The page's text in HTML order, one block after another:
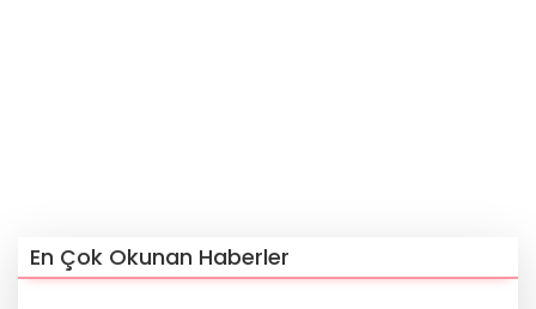
En Çok Okunan Haberler